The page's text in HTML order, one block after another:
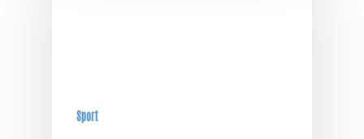
Sport